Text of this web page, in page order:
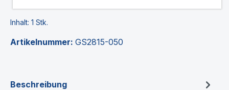
Inhalt: 1 Stk.
Artikelnummer: GS2815-050
Beschreibung